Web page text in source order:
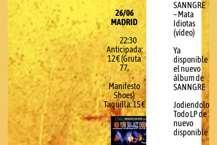
26/06
MADRID
Gruta
7722:30
Anticipada:
12 € (Gruta
77,
ticketea.com,
Manifesto
Shoes)
Taquilla: 15 €
SANNGRE
– Mata
Idiotas
(vídeo)
Ya
disponible
el nuevo
álbum de
SANNGRE
Jodiendolo
Todo LP de
nuevo
disponible